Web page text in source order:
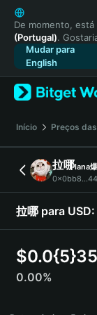
English
日本語
Tiếng Việt
Русский
Español
Türkçe
Français
Deutsch
简体中文
繁體中文
Português
Bahasa Indonesia
ภาษาไทย
Español
Español
De momento,
(Portugal).
Mudar para
English
Início Preços
拉哪lana
拉哪 para USD:
$
0.00%